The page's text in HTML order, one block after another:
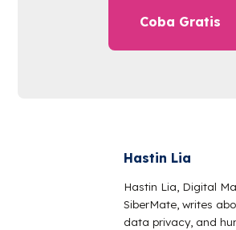
Coba Gratis
Hastin Lia
Hastin Lia, Digital
SiberMate, writes
data privacy, and